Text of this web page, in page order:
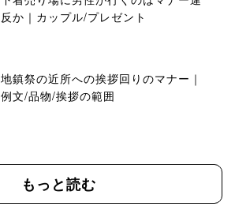
反か｜カップル/プレゼント
地鎮祭の近所への挨拶回りのマナー｜
例文/品物/挨拶の範囲
もっと読む